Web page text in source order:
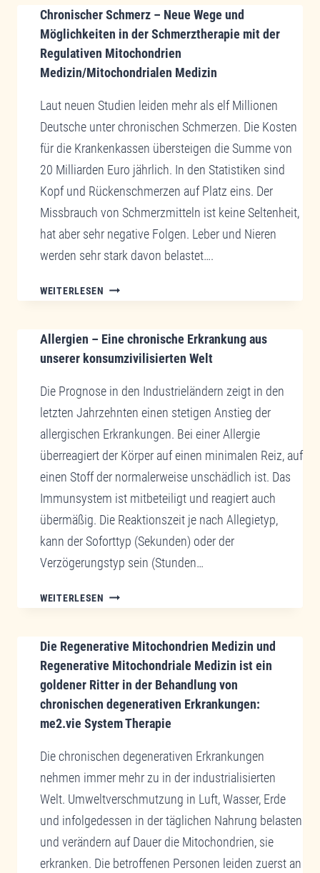
ERKRANKUNG
DER
MUSKULATUR
LEBEN
DEM
SCHMERZ
Chronischer Schmerz – Neue Wege und
Möglichkeiten in der Schmerztherapie mit der
Regulativen Mitochondrien
Medizin/Mitochondrialen Medizin
Laut neuen Studien leiden mehr als elf Millionen
Deutsche unter chronischen Schmerzen. Die Kosten
für die Krankenkassen übersteigen die Summe von
20 Milliarden Euro jährlich. In den Statistiken sind
Kopf und Rückenschmerzen auf Platz eins. Der
Missbrauch von Schmerzmitteln ist keine Seltenheit,
hat aber sehr negative Folgen. Leber und Nieren
werden sehr stark davon belastet….
WEITERLESEN CHRONISCHER
SCHMERZ
NEUE
WEGE
MÖGLICHKEITEN
IN
SCHMERZTHERAPIE
MIT
DER
REGULATIVEN
MITOCHONDRIEN
MEDIZIN/MITOCHONDRIALEN
MEDIZIN
Allergien – Eine chronische Erkrankung aus
unserer konsumzivilisierten Welt
Die Prognose in den Industrieländern zeigt in den
letzten Jahrzehnten einen stetigen Anstieg der
allergischen Erkrankungen. Bei einer Allergie
überreagiert der Körper auf einen minimalen Reiz, auf
einen Stoff der normalerweise unschädlich ist. Das
Immunsystem ist mitbeteiligt und reagiert auch
übermäßig. Die Reaktionszeit je nach Allegietyp,
kann der Soforttyp (Sekunden) oder der
Verzögerungstyp sein (Stunden…
WEITERLESEN ALLERGIEN
–
CHRONISCHE
ERKRANKUNG
AUS
UNSERER
KONSUMZIVILISIERTEN
WELT
Die Regenerative Mitochondrien Medizin und
Regenerative Mitochondriale Medizin ist ein
goldener Ritter in der Behandlung von
chronischen degenerativen Erkrankungen:
me2.vie System Therapie
Die chronischen degenerativen Erkrankungen
nehmen immer mehr zu in der industrialisierten
Welt. Umweltverschmutzung in Luft, Wasser, Erde
und infolgedessen in der täglichen Nahrung belasten
und verändern auf Dauer die Mitochondrien, sie
erkranken. Die betroffenen Personen leiden zuerst an